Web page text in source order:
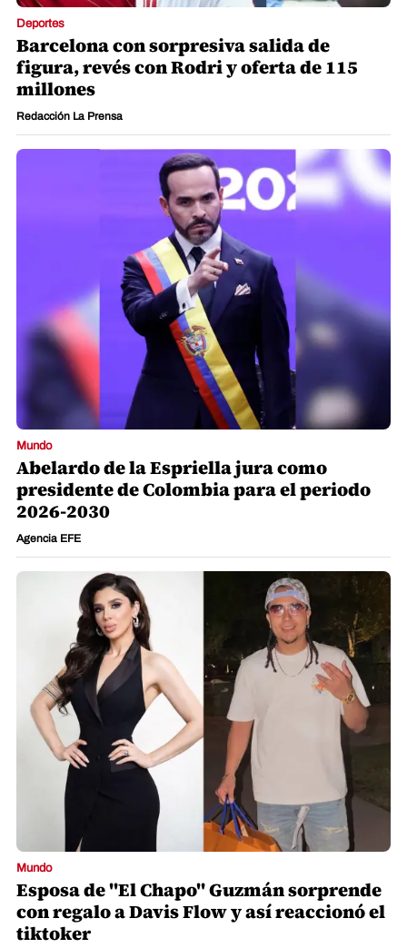
Deportes
Barcelona con sorpresiva salida de
figura, revés con Rodri y oferta de 115
millones
Redacción La Prensa
Mundo
Abelardo de la Espriella jura como
presidente de Colombia para el periodo
2026-2030
Agencia EFE
Mundo
Esposa de "El Chapo" Guzmán sorprende
con regalo a Davis Flow y así reaccionó el
tiktoker